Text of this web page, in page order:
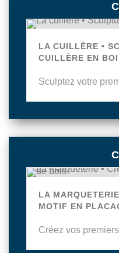
LA CUILLÈRE •
CUILLÈRE EN
Sculptez votre
LA
MOTIF EN
Créez vos